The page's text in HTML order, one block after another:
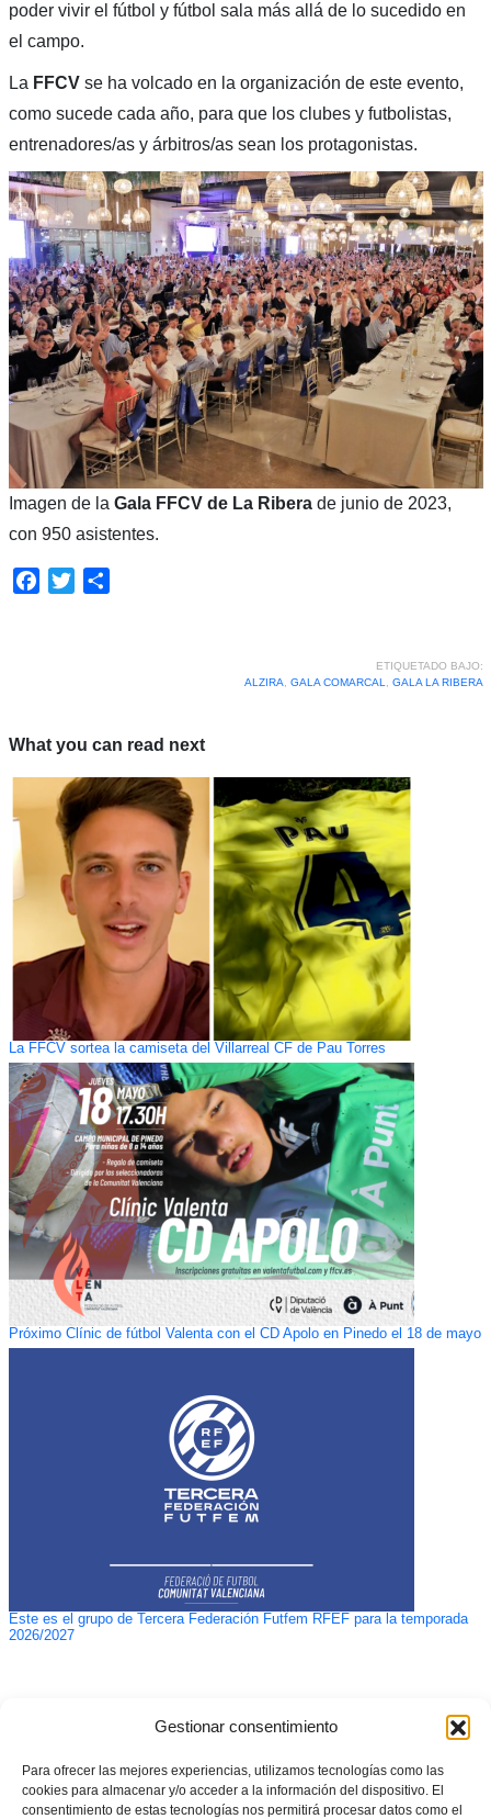
Gestionar consentimiento
Para ofrecer las mejores experiencias, utilizamos tecnologías como las
cookies para almacenar y/o acceder a la información del dispositivo. El
consentimiento de estas tecnologías nos permitirá procesar datos como el
poder vivir el fútbol y fútbol sala más allá de lo sucedido en
el campo.
La FFCVse ha volcado en la organización de este evento,
como sucede cada año, para que los clubes y futbolistas,
entrenadores/as y árbitros/as sean los protagonistas.
Imagen de la Gala FFCV de La Ribera de junio de 2023,
con 950 asistentes.
Facebook
Twitter
ETIQUETADO BAJO:
ALZIRA
GALA COMARCAL GALA LA RIBERA
What you can read next
La FFCV sortea la camiseta del Villarreal CF de Pau Torres
Próximo Clínic de fútbol Valenta con el CD Apolo en Pinedo el 18 de mayo
Este es el grupo de Tercera Federación Futfem RFEF para la temporada
2026/2027